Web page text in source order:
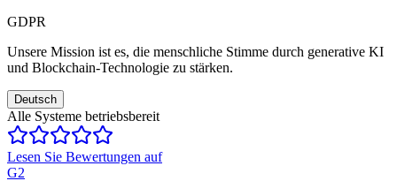
GDPR
Unsere Mission ist es, die menschliche Stimme durch generative KI
und Blockchain-Technologie zu stärken.
Deutsch
Alle Systeme betriebsbereit
Lesen Sie Bewertungen auf
G2